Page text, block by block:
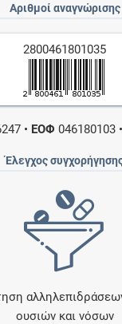
Αριθμοί αναγνώρισης
2800461801035
• ΕΟΦ 046180103 •
Έλεγχος
ουσιών και νόσων